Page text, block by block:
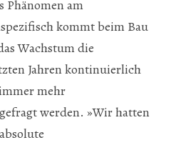
Phänomen am
kommt beim Bau
Wachstum die
Jahren kontinuierlich
mehr
werden. »Wir hatten